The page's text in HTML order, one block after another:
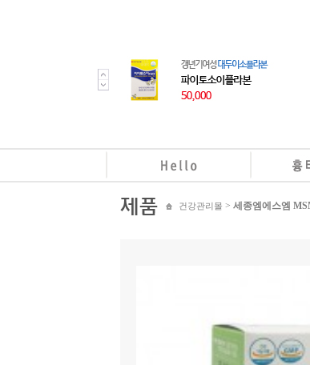
건강관리몰 > 세종엠에스엠